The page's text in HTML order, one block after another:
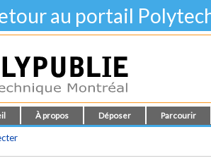
au portail
À propos Déposer Parcourir